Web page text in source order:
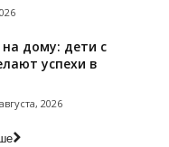
дому: дети с
успехи в
2026